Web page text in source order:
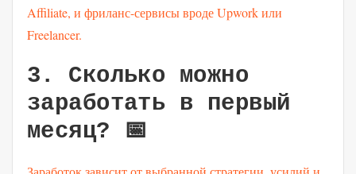
Affiliate, и фриланс-сервисы вроде Upwork или
Freelancer.
3. Сколько можно
заработать в первый
месяц? 📅